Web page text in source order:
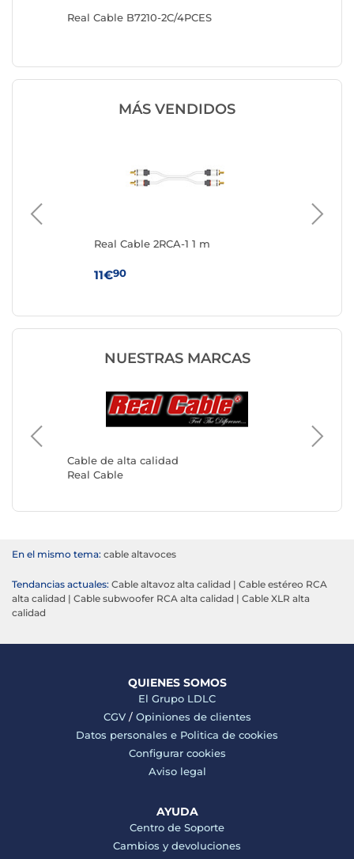
Real Cable B7210-2C/4PCES
MÁS VENDIDOS
Real Cable 2RCA-1 1 m
11€90
NUESTRAS MARCAS
Cable de alta calidad
Real Cable
En el mismo tema: cable altavoces
Tendancias actuales: Cable altavoz alta calidad | Cable estéreo RCA
alta calidad | Cable subwoofer RCA alta calidad | Cable XLR alta
calidad
QUIENES SOMOS
El Grupo LDLC
CGV/ Opiniones de clientes
Datos personales e Politica de cookies
Configurar cookies
Aviso legal
AYUDA
Centro de Soporte
Cambios y devoluciones